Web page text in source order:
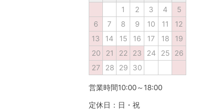
1
2 3 4
5
6
7 8 9 10 11
12
13
14 15 16 17 18
19
20
21 22 23 24 25
26
27
28 29 30
営業時間10:00～18:00
定休日：日・祝